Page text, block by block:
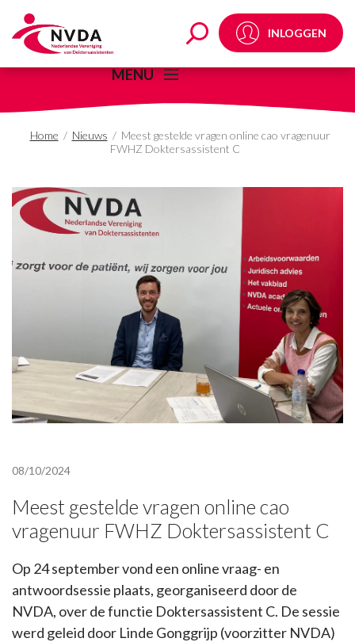
Meest gestelde INLOGGEN
MENU
Home / Nieuws / Meest gestelde vragen online cao vragenuur
FWHZ Doktersassistent C
08/10/2024
Meest gestelde vragen online cao
vragenuur FWHZ Doktersassistent C
Op 24 september vond een online vraag- en
antwoordsessie plaats, georganiseerd door de
NVDA, over de functie Doktersassistent C. De sessie
werd geleid door Linde Gonggrijp (voorzitter NVDA)